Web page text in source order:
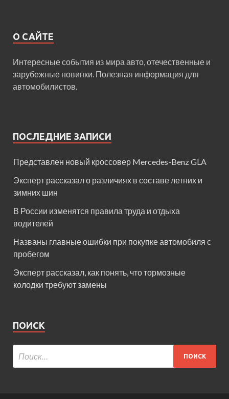
О САЙТЕ
Интересные события из мира авто, отечественные и
зарубежные новинки. Полезная информация для
автомобилистов.
ПОСЛЕДНИЕ ЗАПИСИ
Представлен новый кроссовер Mercedes-Benz GLA
Эксперт рассказал о различиях в составе летних и
зимних шин
В России изменятся правила труда и отдыха
водителей
Названы главные ошибки при покупке автомобиля с
пробегом
Эксперт рассказал, как понять, что тормозные
колодки требуют замены
ПОИСК